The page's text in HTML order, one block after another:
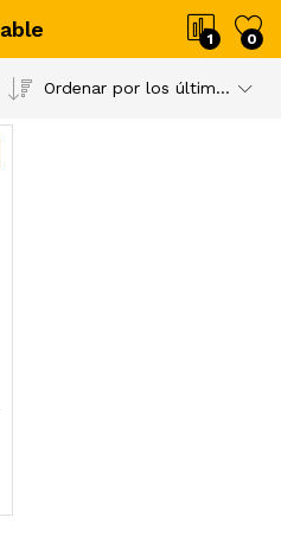
1 0
Ordenar por los últimos